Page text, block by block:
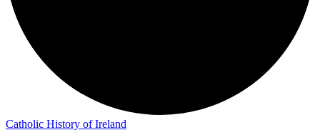
Catholic History of Ireland